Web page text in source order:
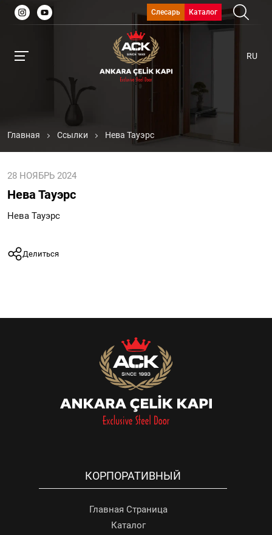
Слесарь Каталог
RU
Главная Ссылки Нева Тауэрс
28 НОЯБРЬ 2024
Нева Тауэрс
Нева Тауэрс
Делиться
КОРПОРАТИВНЫЙ
Главная Страница
Каталог